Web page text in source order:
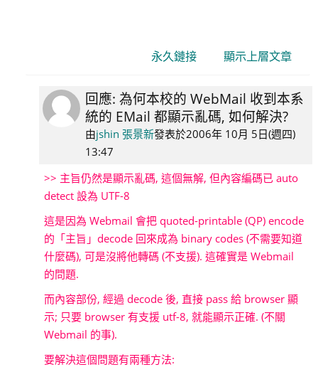
永久鏈接 顯示上層文章
In
reply
to
admin
統
管
理
回應: 為何本校的 WebMail 收到本系
統的 EMail 都顯示亂碼, 如何解決?
由jshin 張景新發表於2006年 10月 5日(週四)
13:47
>> 主旨仍然是顯示亂碼, 這個無解, 但內容編碼已 auto
detect 設為 UTF-8
這是因為 Webmail 會把 quoted-printable (QP) encode
的「主旨」decode 回來成為 binary codes (不需要知道
什麼碼), 可是沒將他轉碼 (不支援). 這確實是 Webmail
的問題.
而內容部份, 經過 decode 後, 直接 pass 給 browser 顯
示; 只要 browser 有支援 utf-8, 就能顯示正確. (不關
Webmail 的事).
要解決這個問題有兩種方法: